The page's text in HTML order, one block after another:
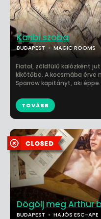
Karibi szoba
BUDAPEST MAGIC ROOMS
Fiatal, zöldfülű kalózként
kikötőbe. A kocsmába
Sparrow kapitányt, aki
TOVÁBB
Dögölj meg Arthur
BUDAPEST HAJÓS ESC-APE